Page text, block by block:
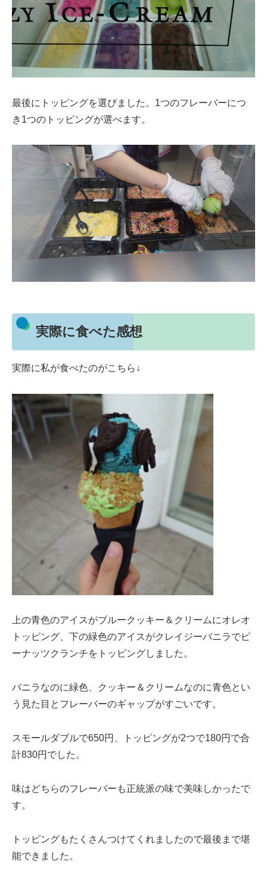
最後にトッピングを選びました。1つのフレーバーにつ
き1つのトッピングが選べます。
実際に食べた感想
実際に私が食べたのがこちら↓
上の青色のアイスがブルークッキー＆クリームにオレオ
トッピング、下の緑色のアイスがクレイジーバニラでピ
ーナッツクランチをトッピングしました。
バニラなのに緑色、クッキー＆クリームなのに青色とい
う見た目とフレーバーのギャップがすごいです。
スモールダブルで650円、トッピングが2つで180円で合
計830円でした。
味はどちらのフレーバーも正統派の味で美味しかったで
す。
トッピングもたくさんつけてくれましたので最後まで堪
能できました。